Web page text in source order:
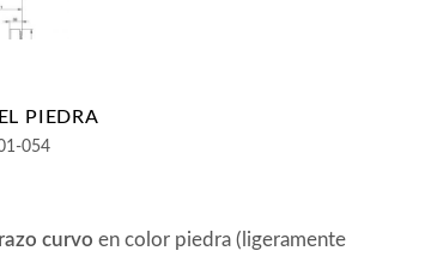
PIEDRA
054
curvoen color piedra (ligeramente